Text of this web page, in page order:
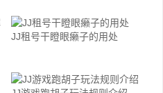
JJ租号干瞪眼癞子的用处